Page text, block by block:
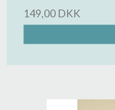
149,00 DKK